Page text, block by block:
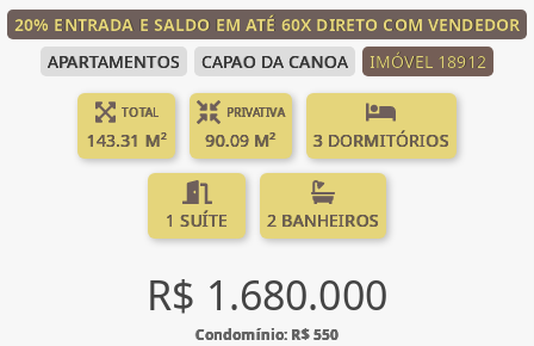
20% ENTRADA E SALDO EM ATÉ 60X DIRETO COM VENDEDOR
APARTAMENTOS
CAPAO DA CANOA IMÓVEL 18912
TOTAL
143.31 M²
PRIVATIVA
90.09 M² 3 DORMITÓRIOS
1 SUÍTE 2 BANHEIROS
R$ 1.680.000
Condomínio: R$ 550